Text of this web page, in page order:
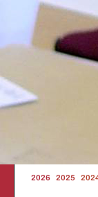
2026 2025